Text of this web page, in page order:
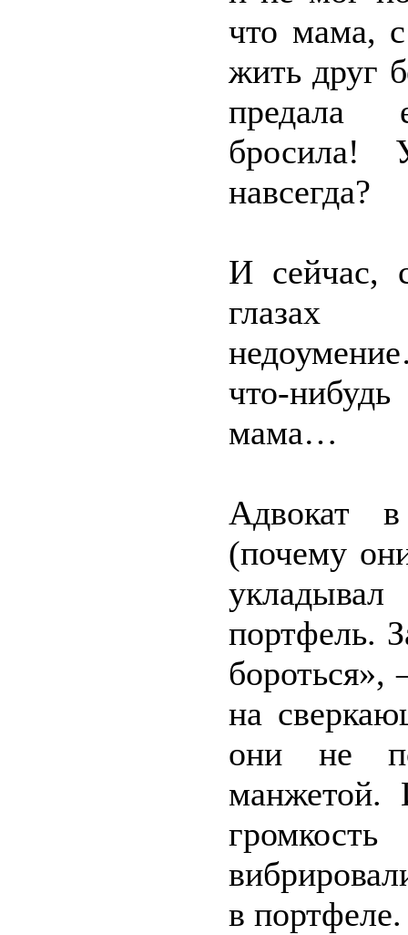
что мама,
жить друг
предала
навсегда?
И сейчас,
глазах
что-
мама…
Адвокат
(почему
портфель.
бороться»,
на
они не
манжетой.
в портфеле.